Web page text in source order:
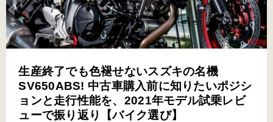
生産終了でも色褪せないスズキの名機
SV650ABS! 中古車購入前に知りたいポジシ
ョンと走行性能を、2021年モデル試乗レビ
ューで振り返り【バイク選び】